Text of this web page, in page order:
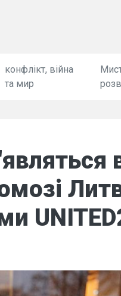
конфлікт, війна
та мир